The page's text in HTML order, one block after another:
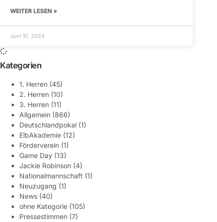
WEITER LESEN »
Juni 10, 2024
Kategorien
1. Herren (45)
2. Herren (10)
3. Herren (11)
Allgemein (866)
Deutschlandpokal (1)
ElbAkademie (12)
Förderverein (1)
Game Day (13)
Jackie Robinson (4)
Nationalmannschaft (1)
Neuzugang (1)
News (40)
ohne Kategorie (105)
Pressestimmen (7)